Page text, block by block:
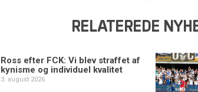
RELATEREDE
Ross efter FCK: Vi blev straffet af
kynisme og individuel kvalitet
3. august 2026